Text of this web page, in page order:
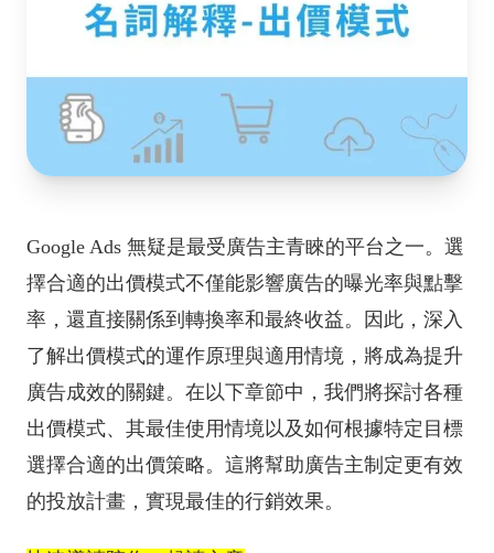
Google Ads 無疑是最受廣告主青睞的平台之一。選
擇合適的出價模式不僅能影響廣告的曝光率與點擊
率，還直接關係到轉換率和最終收益。因此，深入
了解出價模式的運作原理與適用情境，將成為提升
廣告成效的關鍵。在以下章節中，我們將探討各種
出價模式、其最佳使用情境以及如何根據特定目標
選擇合適的出價策略。這將幫助廣告主制定更有效
的投放計畫，實現最佳的行銷效果。